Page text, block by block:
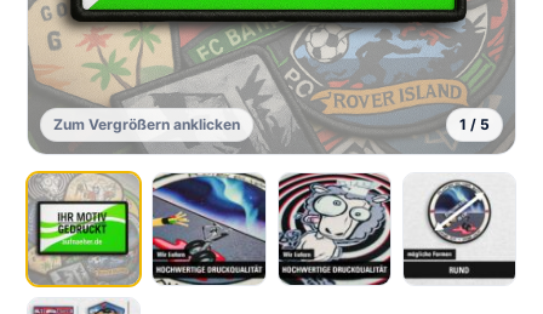
1 / 5
Zum Vergrößern anklicken